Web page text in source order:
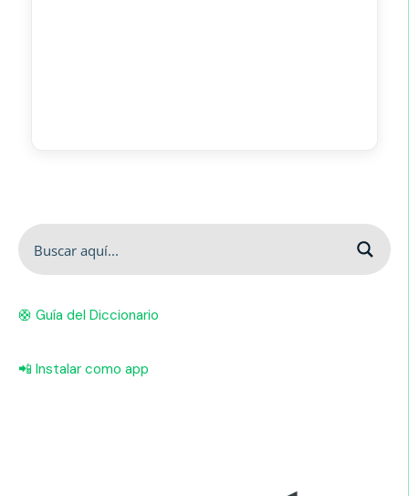
🛟 Guía del Diccionario
📲 Instalar como app